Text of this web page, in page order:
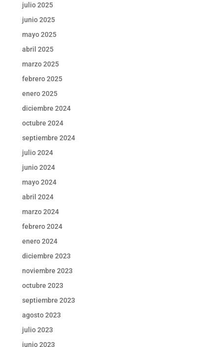
julio 2025
junio 2025
mayo 2025
abril 2025
marzo 2025
febrero 2025
enero 2025
diciembre 2024
octubre 2024
septiembre 2024
julio 2024
junio 2024
mayo 2024
abril 2024
marzo 2024
febrero 2024
enero 2024
diciembre 2023
noviembre 2023
octubre 2023
septiembre 2023
agosto 2023
julio 2023
junio 2023